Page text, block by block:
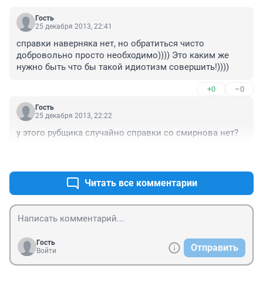
Гость
25 декабря 2013, 22:41
справки наверняка нет, но обратиться чисто
добровольно просто необходимо)))) Это каким же
нужно быть что бы такой идиотизм совершить!))))
+0 –0
Гость
25 декабря 2013, 22:22
у этого рубщика случайно справки со смирнова нет?
Читать все комментарии
Гость
Войти
Отправить